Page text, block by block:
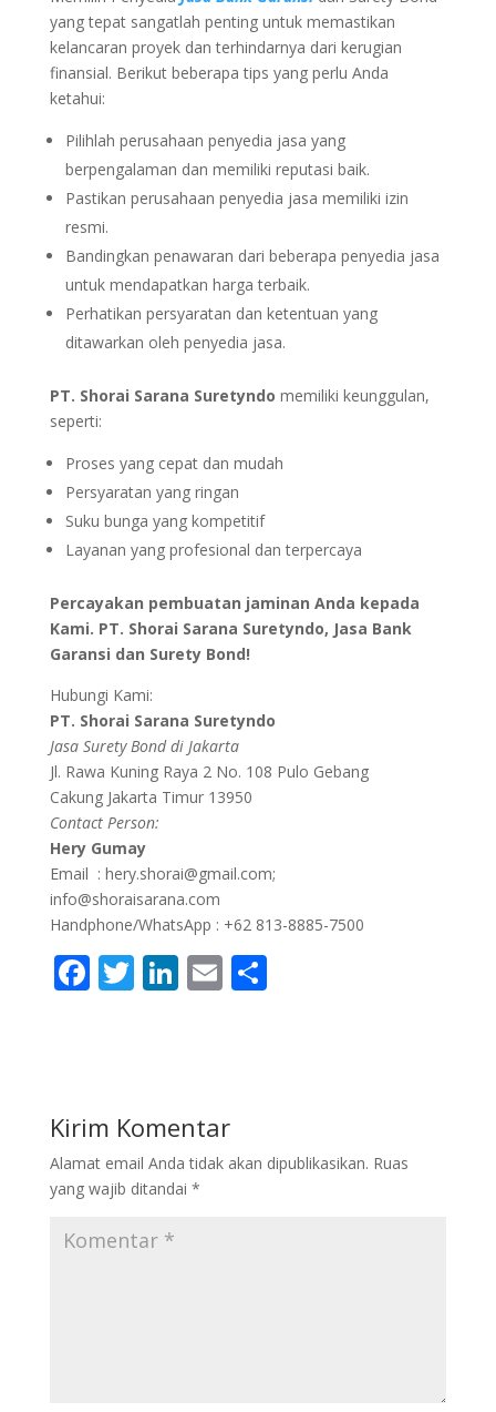
yang tepat sangatlah penting untuk memastikan
kelancaran proyek dan terhindarnya dari kerugian
finansial. Berikut beberapa tips yang perlu Anda
ketahui:
Pilihlah perusahaan penyedia jasa yang
berpengalaman dan memiliki reputasi baik.
Pastikan perusahaan penyedia jasa memiliki izin
resmi.
Bandingkan penawaran dari beberapa penyedia jasa
untuk mendapatkan harga terbaik.
Perhatikan persyaratan dan ketentuan yang
ditawarkan oleh penyedia jasa.
PT. Shorai Sarana Suretyndo memiliki keunggulan,
seperti:
Proses yang cepat dan mudah
Persyaratan yang ringan
Suku bunga yang kompetitif
Layanan yang profesional dan terpercaya
Percayakan pembuatan jaminan Anda kepada
Kami. PT. Shorai Sarana Suretyndo, Jasa Bank
Garansi dan Surety Bond!
Hubungi Kami:
PT. Shorai Sarana Suretyndo
Jasa Surety Bond di Jakarta
Jl. Rawa Kuning Raya 2 No. 108 Pulo Gebang
Cakung Jakarta Timur 13950
Contact Person:
Hery Gumay
Email : hery.shorai@gmail.com;
info@shoraisarana.com
Handphone/WhatsApp : +62 813-8885-7500
F
o
o
k
T Li
dI
n
E S
Kirim Komentar
Alamat email Anda tidak akan dipublikasikan. Ruas
yang wajib ditandai *